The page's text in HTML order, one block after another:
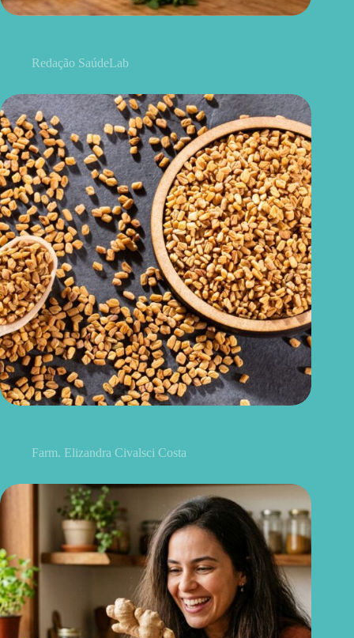
Redação SaúdeLab
Farm. Elizandra Civalsci Costa